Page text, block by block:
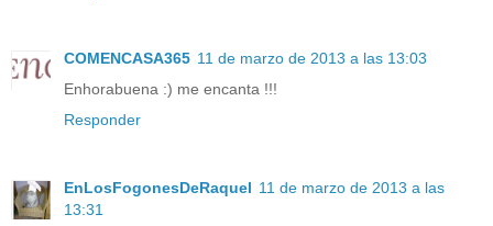
COMENCASA365 11 de marzo de 2013 a las 13:03
Enhorabuena :) me encanta !!!
Responder
EnLosFogonesDeRaquel 11 de marzo de 2013 a las
13:31